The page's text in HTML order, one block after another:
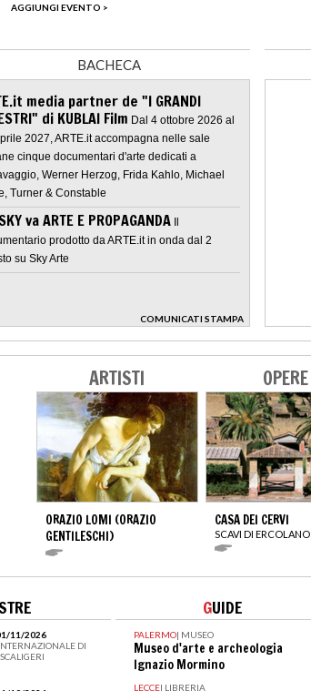
AGGIUNGI EVENTO >
BACHECA
media partner de "I GRANDI
di KUBLAI Film Dal 4 ottobre 2026 al
2027, ARTE.it accompagna nelle sale
cinque documentari d'arte dedicati a
Werner Herzog, Frida Kahlo, Michael
Turner & Constable
va ARTE E PROPAGANDA Il
prodotto da ARTE.it in onda dal 2
su Sky Arte
COMUNICATI STAMPA
>
ARTISTI
ORAZIO LOMI (ORAZIO
GENTILESCHI)
OPERE
CASA DEI CERVI
SCAVI DI ERCOLANO
11/2026
DI
GUIDE
PALERMO| MUSEO
Museo d'arte e archeologia
Ignazio Mormino
LECCE| LIBRERIA